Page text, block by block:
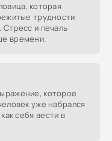
которая
трудности
Стресс и печаль
времени.
которое
уже набрался
себя вести в